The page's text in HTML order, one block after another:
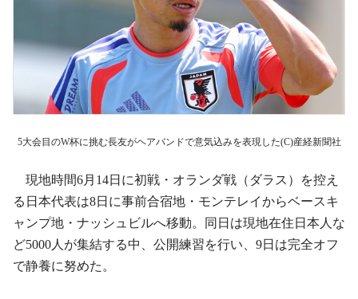
5大会目のW杯に挑む長友がヘアバンドで意気込みを表現した(C)産経新聞社
現地時間6月14日に初戦・オランダ戦（ダラス）を控え
る日本代表は8日に事前合宿地・モンテレイからベースキ
ャンプ地・ナッシュビルへ移動。同日は現地在住日本人な
ど5000人が集結する中、公開練習を行い、9日は完全オフ
で静養に努めた。